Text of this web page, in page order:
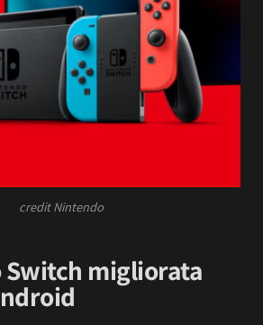
credit Nintendo
migliorata